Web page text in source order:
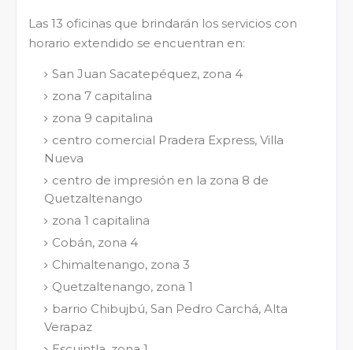
Las 13 oficinas que brindarán los servicios con
horario extendido se encuentran en:
San Juan Sacatepéquez, zona 4
zona 7 capitalina
zona 9 capitalina
centro comercial Pradera Express, Villa
Nueva
centro de impresión en la zona 8 de
Quetzaltenango
zona 1 capitalina
Cobán, zona 4
Chimaltenango, zona 3
Quetzaltenango, zona 1
barrio Chibujbú, San Pedro Carchá, Alta
Verapaz